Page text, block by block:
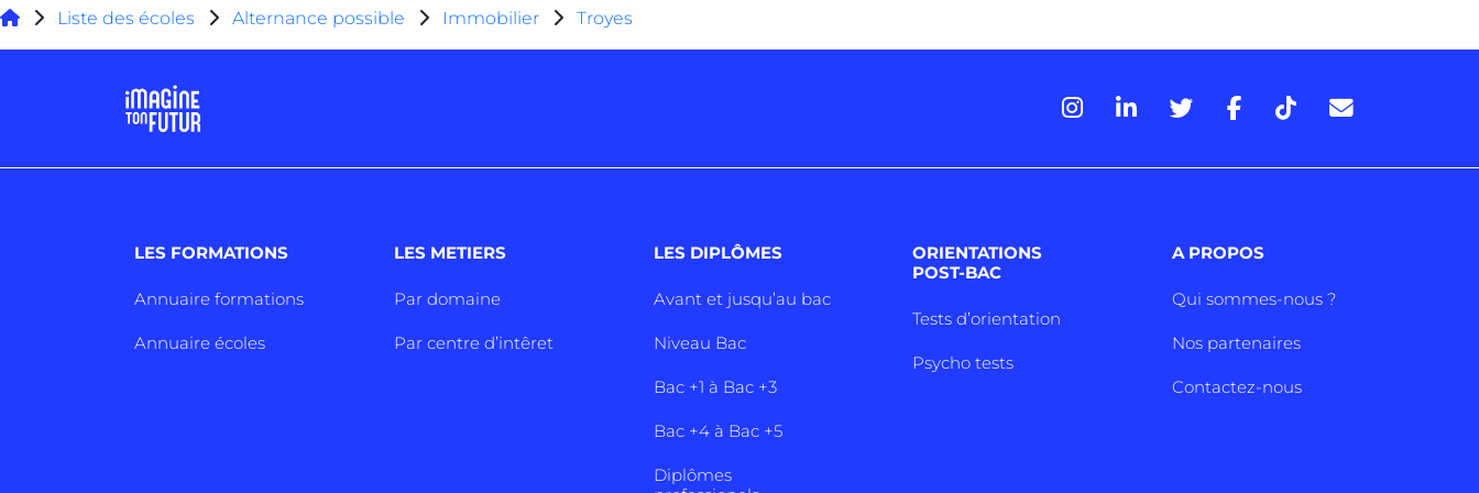
Liste des écoles Alternance possible Immobilier Troyes
LES FORMATIONS
Annuaire formations
Annuaire écoles
LES METIERS
Par domaine
Par centre d’intêret
LES DIPLÔMES
Avant et jusqu’au bac
Niveau Bac
Bac +1 à Bac +3
Bac +4 à Bac +5
Diplômes
ORIENTATIONS
POST-BAC
Tests d’orientation
Psycho tests
A PROPOS
Qui sommes-nous ?
Nos partenaires
Contactez-nous